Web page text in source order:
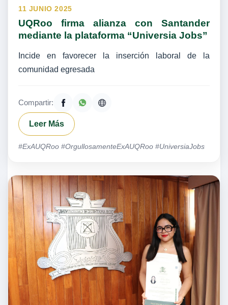
11 JUNIO 2025
UQRoo firma alianza con Santander
mediante la plataforma “Universia Jobs”
Incide en favorecer la inserción laboral de la
comunidad egresada
Compartir:
Leer Más
#ExAUQRoo #OrgullosamenteExAUQRoo #UniversiaJobs